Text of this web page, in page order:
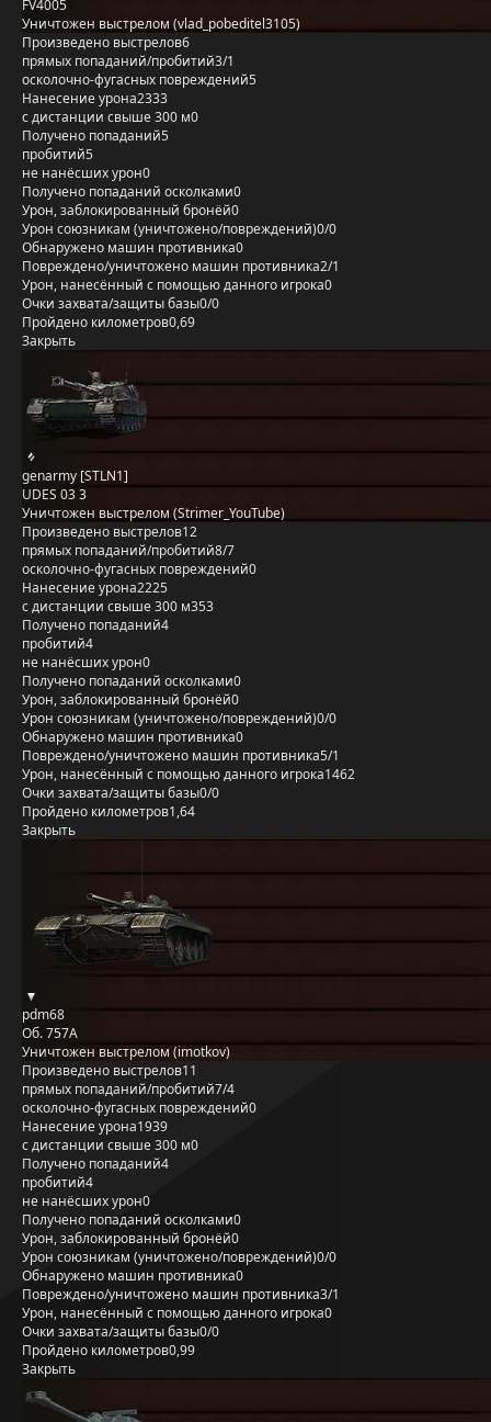
FV4005
Уничтожен выстрелом (vlad_pobeditel3105)
Произведено выстрелов6
прямых попаданий/пробитий3/1
осколочно-фугасных повреждений5
Нанесение урона2333
с дистанции свыше 300 м0
Получено попаданий5
пробитий5
не нанёсших урон0
Получено попаданий осколками0
Урон, заблокированный бронёй0
Урон союзникам (уничтожено/повреждений)0/0
Обнаружено машин противника0
Повреждено/уничтожено машин противника2/1
Урон, нанесённый с помощью данного игрока0
Очки захвата/защиты базы0/0
Пройдено километров0,69
Закрыть
genarmy [STLN1]
UDES 03 3
Уничтожен выстрелом (Strimer_YouTube)
Произведено выстрелов12
прямых попаданий/пробитий8/7
осколочно-фугасных повреждений0
Нанесение урона2225
с дистанции свыше 300 м353
Получено попаданий4
пробитий4
не нанёсших урон0
Получено попаданий осколками0
Урон, заблокированный бронёй0
Урон союзникам (уничтожено/повреждений)0/0
Обнаружено машин противника0
Повреждено/уничтожено машин противника5/1
Урон, нанесённый с помощью данного игрока1462
Очки захвата/защиты базы0/0
Пройдено километров1,64
Закрыть
pdm68
Об. 757А
Уничтожен выстрелом (imotkov)
Произведено выстрелов11
прямых попаданий/пробитий7/4
осколочно-фугасных повреждений0
Нанесение урона1939
с дистанции свыше 300 м0
Получено попаданий4
пробитий4
не нанёсших урон0
Получено попаданий осколками0
Урон, заблокированный бронёй0
Урон союзникам (уничтожено/повреждений)0/0
Обнаружено машин противника0
Повреждено/уничтожено машин противника3/1
Урон, нанесённый с помощью данного игрока0
Очки захвата/защиты базы0/0
Пройдено километров0,99
Закрыть